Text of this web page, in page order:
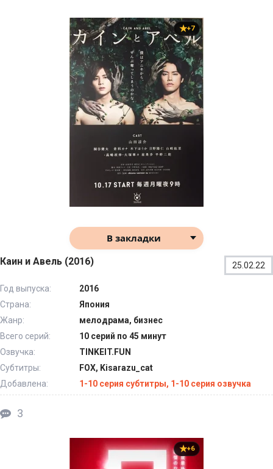
+7
В закладки
Каин и Авель (2016) 25.02.22
Год выпуска:
2016
Страна:
Япония
Жанр:
мелодрама, бизнес
Всего серий:
10 серий по 45 минут
Озвучка:
TINKEIT.FUN
Субтитры:
FOX, Kisarazu_cat
Добавлена:
1-10 серия субтитры, 1-10 серия озвучка
3
+6